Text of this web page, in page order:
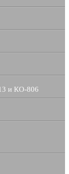
и КО-806